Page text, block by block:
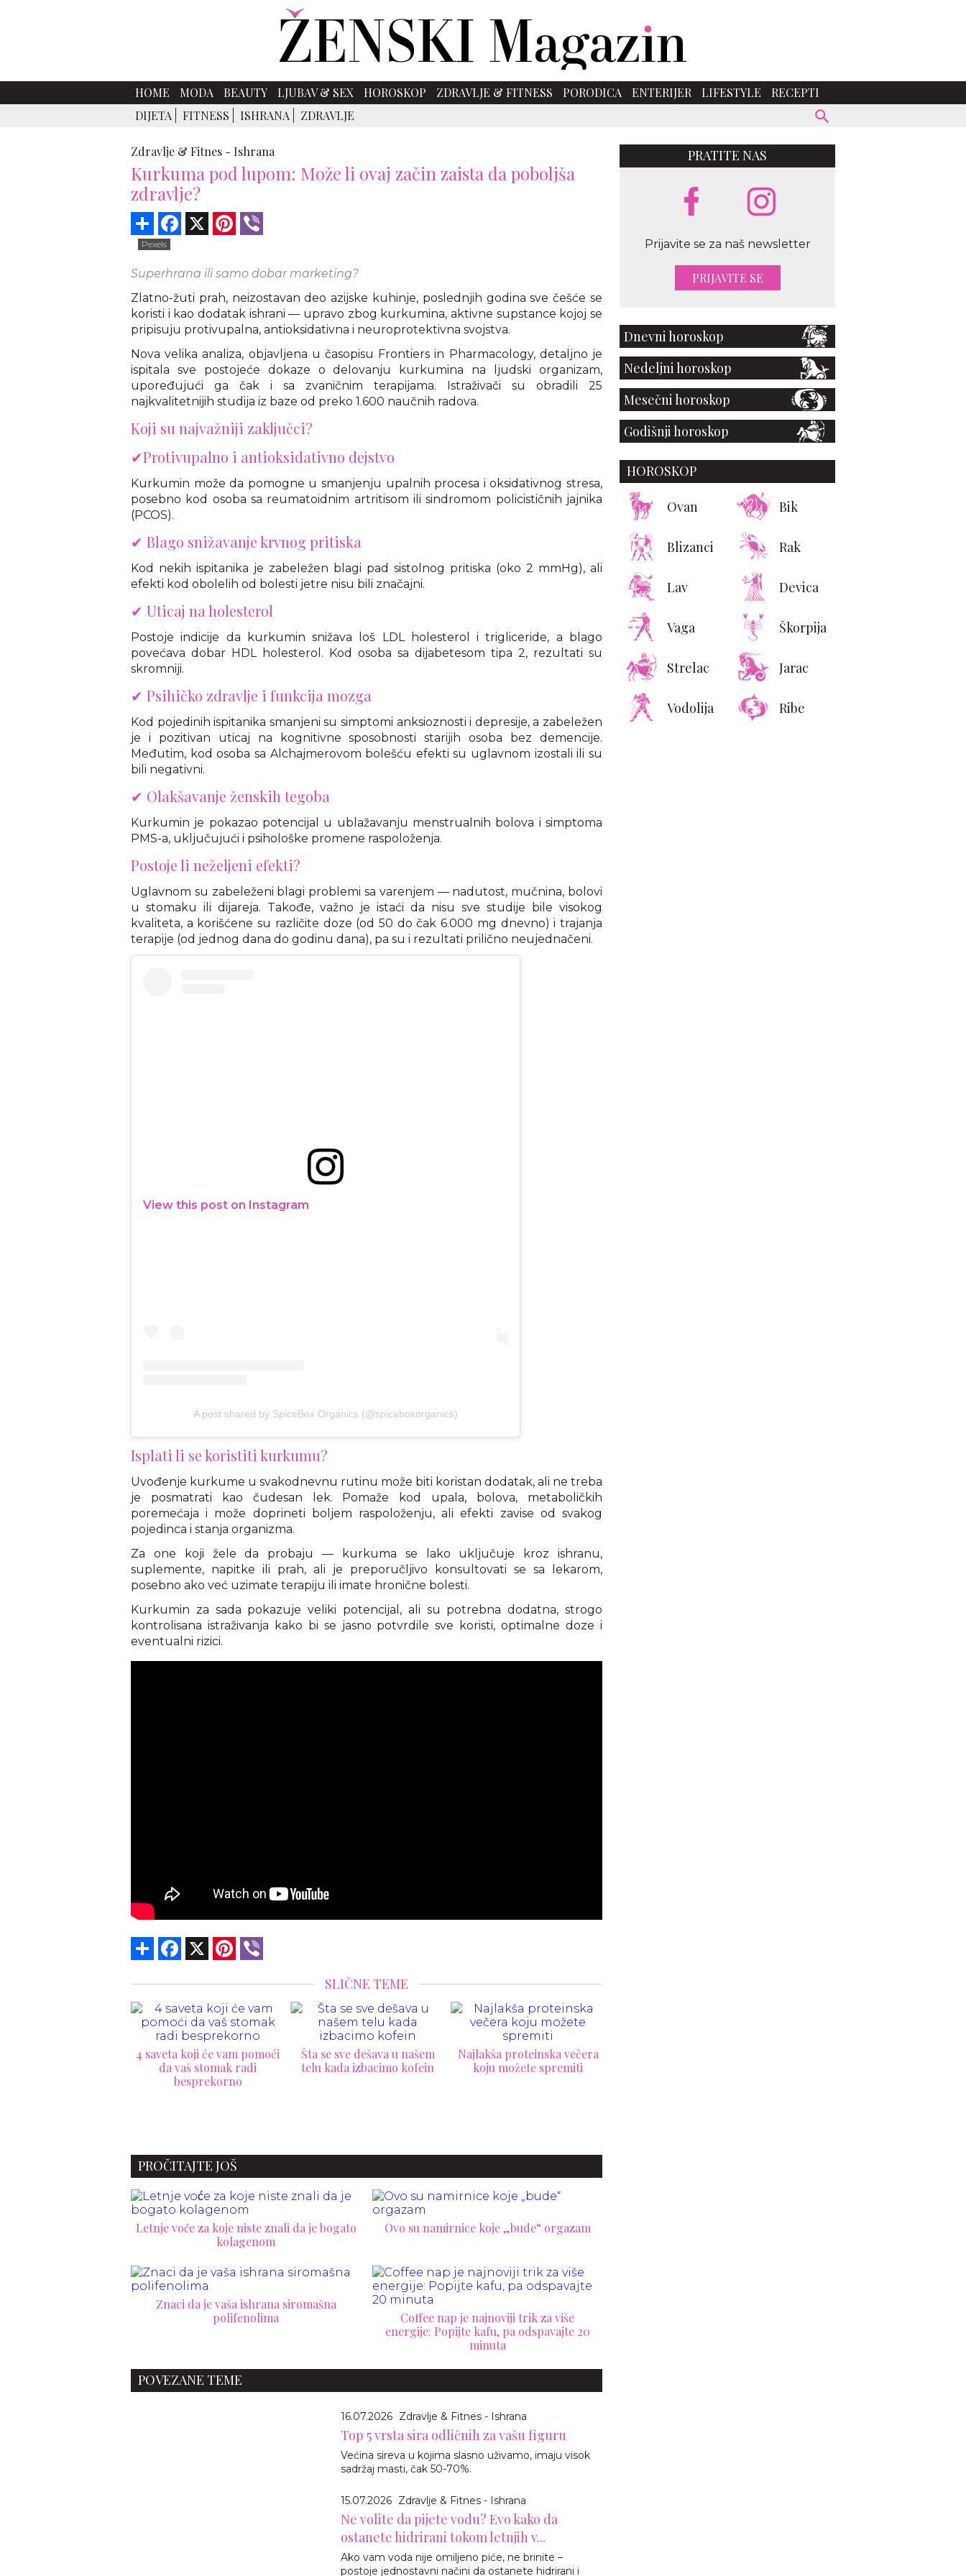
HOME MODA BEAUTY LJUBAV & SEX HOROSKOP ZDRAVLJE & FITNESS PORODICA ENTERIJER LIFESTYLE
RECEPTI
DIJETA
FITNESS ISHRANA ZDRAVLJE
Zdravlje & Fitnes - Ishrana
Kurkuma pod lupom: Može li ovaj začin zaista da poboljša
zdravlje?
Share Facebook Pinterest
Pexels
Superhrana ili samo dobar marketing?
Zlatno-žuti prah, neizostavan deo azijske kuhinje, poslednjih godina sve češće se
koristi i kao dodatak ishrani — upravo zbog kurkumina, aktivne supstance kojoj se
pripisuju protivupalna, antioksidativna i neuroprotektivna svojstva.
Nova velika analiza, objavljena u časopisu Frontiers in Pharmacology, detaljno je
ispitala sve postojeće dokaze o delovanju kurkumina na ljudski organizam,
upoređujući ga čak i sa zvaničnim terapijama. Istraživači su obradili 25
najkvalitetnijih studija iz baze od preko 1.600 naučnih radova.
Koji su najvažniji zaključci?
✔Protivupalno i antioksidativno dejstvo
Kurkumin može da pomogne u smanjenju upalnih procesa i oksidativnog stresa,
posebno kod osoba sa reumatoidnim artritisom ili sindromom policističnih jajnika
(PCOS).
✔ Blago snižavanje krvnog pritiska
Kod nekih ispitanika je zabeležen blagi pad sistolnog pritiska (oko 2 mmHg), ali
efekti kod obolelih od bolesti jetre nisu bili značajni.
✔ Uticaj na holesterol
Postoje indicije da kurkumin snižava loš LDL holesterol i trigliceride, a blago
povećava dobar HDL holesterol. Kod osoba sa dijabetesom tipa 2, rezultati su
skromniji.
✔ Psihičko zdravlje i funkcija mozga
Kod pojedinih ispitanika smanjeni su simptomi anksioznosti i depresije, a zabeležen
je i pozitivan uticaj na kognitivne sposobnosti starijih osoba bez demencije.
Međutim, kod osoba sa Alchajmerovom bolešću efekti su uglavnom izostali ili su
bili negativni.
✔ Olakšavanje ženskih tegoba
Kurkumin je pokazao potencijal u ublažavanju menstrualnih bolova i simptoma
PMS-a, uključujući i psihološke promene raspoloženja.
Postoje li neželjeni efekti?
Uglavnom su zabeleženi blagi problemi sa varenjem — nadutost, mučnina, bolovi
u stomaku ili dijareja. Takođe, važno je istaći da nisu sve studije bile visokog
kvaliteta, a korišćene su različite doze (od 50 do čak 6.000 mg dnevno) i trajanja
terapije (od jednog dana do godinu dana), pa su i rezultati prilično neujednačeni.
View this post on Instagram
A post shared by SpiceBox Organics (@spiceboxorganics)
Isplati li se koristiti kurkumu?
Uvođenje kurkume u svakodnevnu rutinu može biti koristan dodatak, ali ne treba
je posmatrati kao čudesan lek. Pomaže kod upala, bolova, metaboličkih
poremećaja i može doprineti boljem raspoloženju, ali efekti zavise od svakog
pojedinca i stanja organizma.
Za one koji žele da probaju — kurkuma se lako uključuje kroz ishranu,
suplemente, napitke ili prah, ali je preporučljivo konsultovati se sa lekarom,
posebno ako već uzimate terapiju ili imate hronične bolesti.
Kurkumin za sada pokazuje veliki potencijal, ali su potrebna dodatna, strogo
kontrolisana istraživanja kako bi se jasno potvrdile sve koristi, optimalne doze i
eventualni rizici.
Share Facebook Pinterest
SLIČNE TEME
Šta se sve dešava u našem
telu kada izbacimo kofein
Najlakša proteinska večera
koju možete spremiti
Najlakši način da izbacite
šećer iz ishrane
PROČITAJTE JOŠ
Letnje voće za koje niste znali da je bogato
kolagenom
Ovo su namirnice koje „bude“ orgazam
Znaci da je vaša ishrana siromašna
polifenolima
Coffee nap je najnoviji trik za više
energije: Popijte kafu, pa odspavajte 20
minuta
POVEZANE TEME
16.07.2026 Zdravlje & Fitnes - Ishrana
Top 5 vrsta sira odličnih za vašu figuru
Većina sireva u kojima slasno uživamo, imaju visok
sadržaj masti, čak 50-70%.
15.07.2026 Zdravlje & Fitnes - Ishrana
Ne volite da pijete vodu? Evo kako da
ostanete hidrirani tokom letnjih v...
Ako vam voda nije omiljeno piće, ne brinite –
postoje jednostavni načini da ostanete hidrirani i
PRATITE NAS
Prijavite se za naš newsletter
PRIJAVITE SE
Dnevni horoskop
Nedeljni horoskop
Mesečni horoskop
Godišnji horoskop
HOROSKOP
Ovan Bik
Blizanci Rak
Lav Devica
Vaga Škorpija
Strelac Jarac
Vodolija Ribe